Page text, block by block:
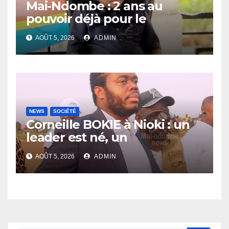
Mai-Ndombe : 2 ans au
pouvoir déjà pour le
Gouverneur Nkoso Kevani
AOÛT 5, 2026 ADMIN
NEWS SOCIÉTÉ
Corneille BOKIE à Nioki : un
leader est né, un
entrepreneur leur est donné
AOÛT 5, 2026 ADMIN